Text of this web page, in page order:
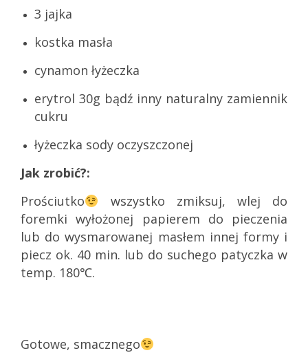
3 jajka
kostka masła
cynamon łyżeczka
erytrol 30g bądź inny naturalny zamiennik
cukru
łyżeczka sody oczyszczonej
Jak zrobić?:
Prościutko
wszystko zmiksuj, wlej do
foremki wyłożonej papierem do pieczenia
lub do wysmarowanej masłem innej formy i
piecz ok. 40 min. lub do suchego patyczka w
temp. 180℃.
Gotowe, smacznego